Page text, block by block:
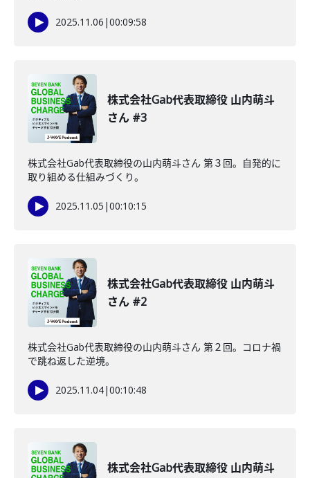
2025.11.06 |00:09:58
株式会社Gab代表取締役 山内萌斗
さん #3
株式会社Gab代表取締役の山内萌斗さん 第３回。自発的に
取り組める仕組みづくり。
2025.11.05 |00:10:15
株式会社Gab代表取締役 山内萌斗
さん #2
株式会社Gab代表取締役の山内萌斗さん 第２回。コロナ禍
で跳ね返した逆境。
2025.11.04|00:10:48
株式会社Gab代表取締役 山内萌斗